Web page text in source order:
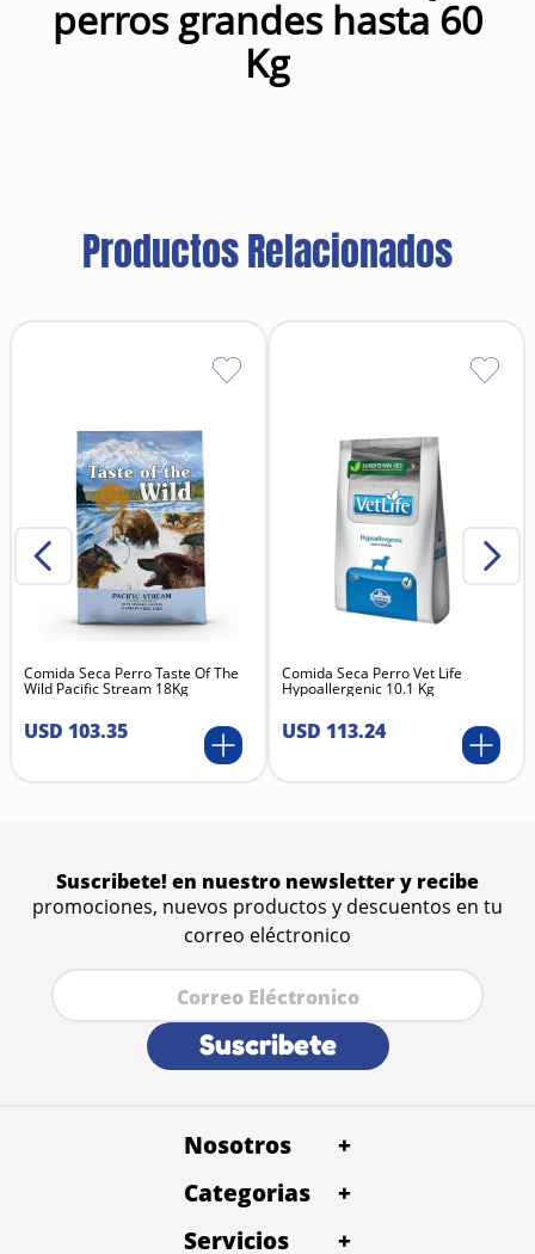
perros grandes hasta 60
Kg
Productos Relacionados
Comida Seca Perro Taste Of The
Wild Pacific Stream 18Kg
USD 103.35
Comida Seca Perro Vet Life
Hypoallergenic 10.1 Kg
USD 113.24
Suscribete! en nuestro newsletter y recibe
promociones, nuevos productos y descuentos en tu
correo eléctronico
Suscribete
Nosotros
+
Quienes Somos
Trabaja con Nosotros
Categorias
+
Alimentos
Servicios
+